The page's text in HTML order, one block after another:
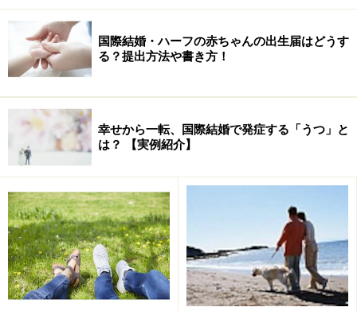
面でもあれこれサポートをしてもらっていたみたいです
から。
そんな話を何度も聞かされていたB子さんなので、ご主
人の心情は充分理解できるのですが、それでも「たまに
は週末２人だけで過ごしたい！」と思うことがあるそう
です。まあ、無理もありません。
B子さんも優しい方なので、そういう思いは胸に秘め、
ガマンをしていたらしいのですが、ある日、とうとうキ
レそうになる出来事が……。
国際結婚・ハーフの赤ちゃんの出生届はどうす
る？提出方法や書き方！
幸せから一転、国際結婚で発症する「うつ」と
は？ 【実例紹介】